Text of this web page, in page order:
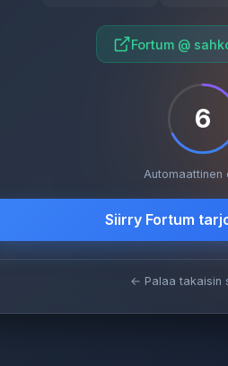
Fortum @
5
Automaattinen
Siirry Fortum
← Palaa takaisin